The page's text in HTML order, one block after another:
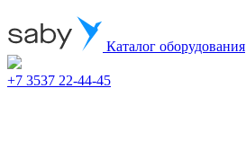
Каталог оборудования
+7 3537 22-44-45